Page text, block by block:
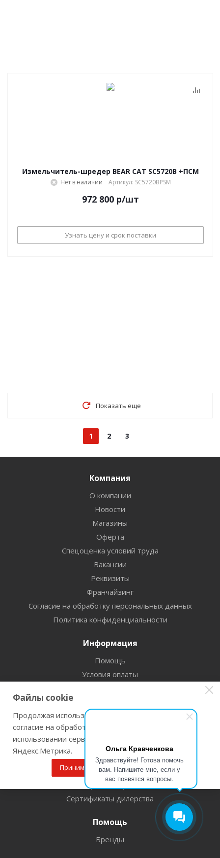
Ольга Кравченкова
Здравствуйте! Готова помочь
вам. Напишите мне, если у
вас появятся вопросы.
Измельчитель-шредер BEAR CAT SC5720B +ПСМ
Нет в наличии Артикул: SC5720BPSM
972 800 р/шт
Узнать цену и срок поставки
Показать еще
1 2 3
Компания
О компании
Новости
Магазины
Оферта
Спецоценка условий труда
Вакансии
Реквизиты
Франчайзинг
Согласие на обработку персональных данных
Политика конфиденциальности
Информация
Помощь
Условия оплаты
Прокат Инструмента
Гарантия на товар
Условия возврата
Корпоративный отдел
Оптовый отдел
Оружие, рыболов
Рассрочка и кредит
Сертификаты дилерства
Помощь
Бренды
Файлы cookie
Продолжая использовать наш сайт Вы даете
согласие на обработку файлов cookie и
использовании сервисов веб-аналитики
Яндекс.Метрика.
Принимаю Подробнее